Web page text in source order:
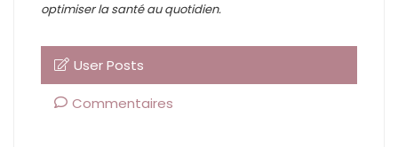
optimiser la santé au quotidien.
User Posts
Commentaires